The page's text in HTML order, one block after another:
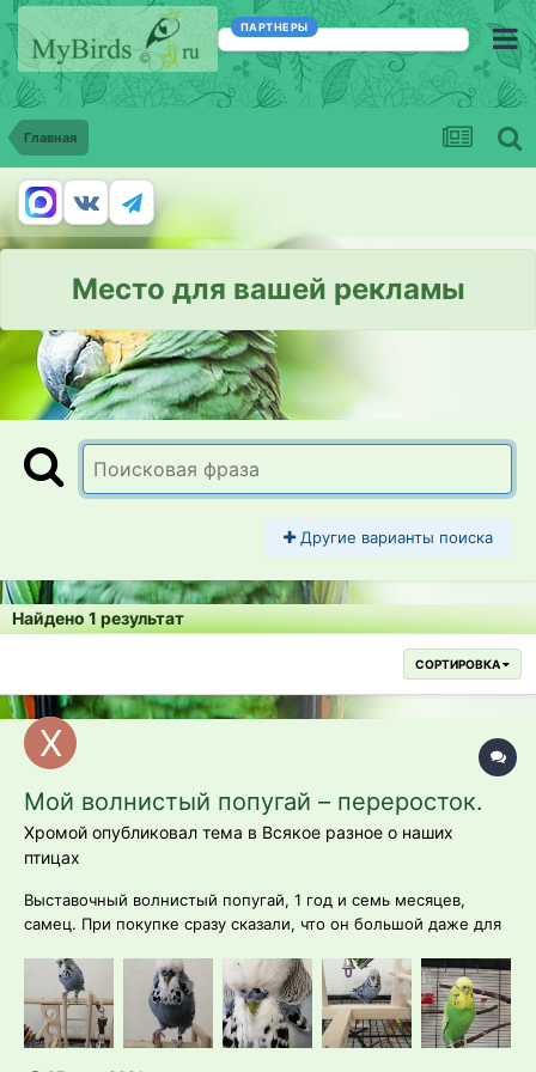
ПАРТНЕРЫ
Главная
Место для вашей рекламы
Другие варианты поиска
Найдено 1 результат
СОРТИРОВКА
Мой волнистый попугай – переросток.
Хромой опубликовал тема в Всякое разное о наших
птицах
Выставочный волнистый попугай, 1 год и семь месяцев,
самец. При покупке сразу сказали, что он большой даже для
разговаривать, общительный, вроде активный и здоровый.
Правда, помет зеленый. Не жидкий, с белым пятном, но
зеленый. Читаю, что это тоже но...